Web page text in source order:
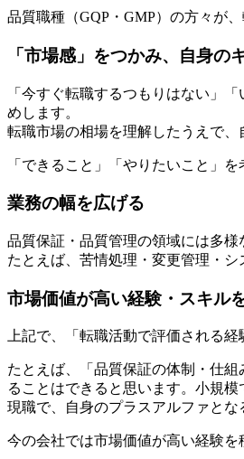
品質職種（GQP・GMP）の方々が
「市場感」をつかみ、自身の
「今すぐ転職するつもりはない」
めします。
転職市場の相場を理解したうえで
「できること」「やりたいこと」
業務の幅を広げる
品質保証・品質管理の領域には多
たとえば、苦情処理・変更管理・
市場価値が高い経験・スキル
上記で、「転職活動で評価される
たとえば、「品質保証の体制・仕
ることはできると思います。小規
現職で、自身のプラスアルファとな
今の会社では市場価値が高い経験